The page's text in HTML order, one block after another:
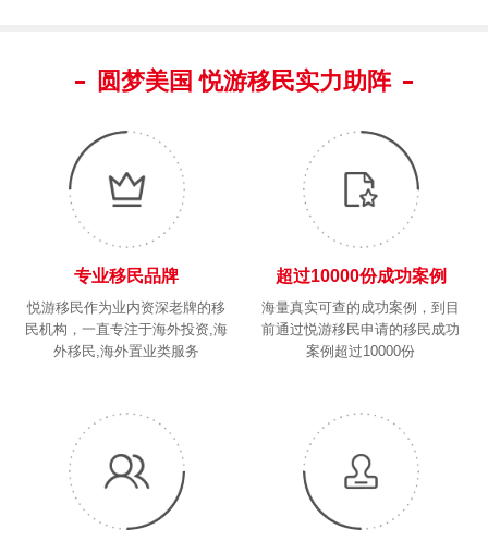
圆梦美国 悦游移民实力助阵
专业移民品牌
悦游移民作为业内资深老牌的移
民机构，一直专注于海外投资,海
外移民,海外置业类服务
超过10000份成功案例
海量真实可查的成功案例，到目
前通过悦游移民申请的移民成功
案例超过10000份